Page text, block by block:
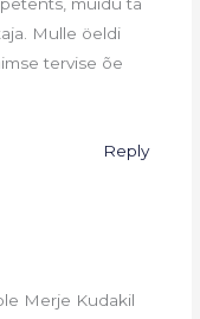
Mulle öeldi
tervise õe
Reply
Merje Kudakil